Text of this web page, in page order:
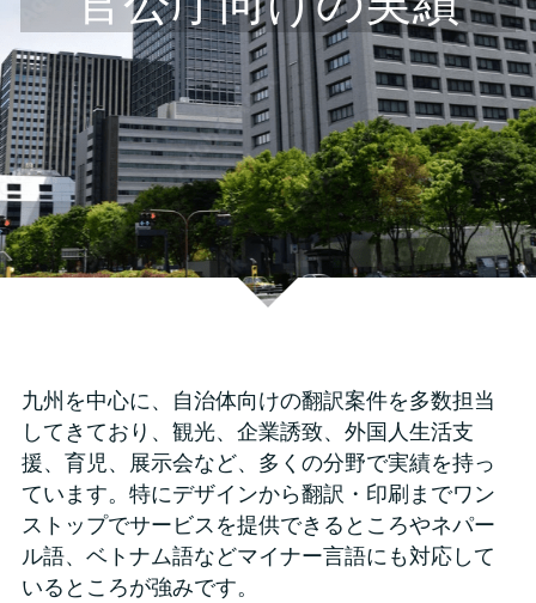
ダウンロード
代表ブログ
検索
お問い合わせ
九州を中心に、自治体向けの翻訳案件を多数担当
してきており、観光、企業誘致、外国人生活支
援、育児、展示会など、多くの分野で実績を持っ
ています。特にデザインから翻訳・印刷までワン
ストップでサービスを提供できるところやネパー
ル語、ベトナム語などマイナー言語にも対応して
いるところが強みです。